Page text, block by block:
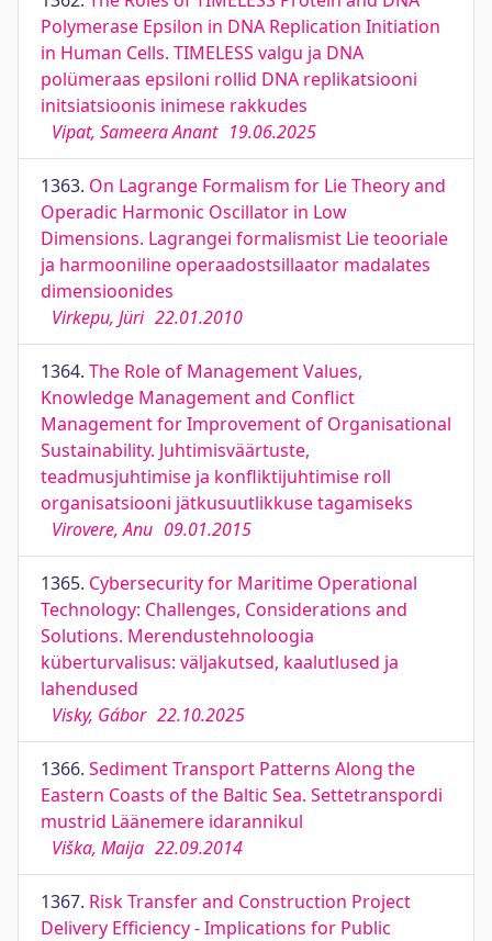
Polymerase Epsilon in DNA Replication Initiation
in Human Cells. TIMELESS valgu ja DNA
polümeraas epsiloni rollid DNA replikatsiooni
initsiatsioonis inimese rakkudes
Vipat, Sameera Anant 19.06.2025
1363. On Lagrange Formalism for Lie Theory and
Operadic Harmonic Oscillator in Low
Dimensions. Lagrangei formalismist Lie teooriale
ja harmooniline operaadostsillaator madalates
dimensioonides
Virkepu, Jüri 22.01.2010
1364. The Role of Management Values,
Knowledge Management and Conflict
Management for Improvement of Organisational
Sustainability. Juhtimisväärtuste,
teadmusjuhtimise ja konfliktijuhtimise roll
organisatsiooni jätkusuutlikkuse tagamiseks
Virovere, Anu 09.01.2015
1365. Cybersecurity for Maritime Operational
Technology: Challenges, Considerations and
Solutions. Merendustehnoloogia
küberturvalisus: väljakutsed, kaalutlused ja
lahendused
Visky, Gábor 22.10.2025
1366. Sediment Transport Patterns Along the
Eastern Coasts of the Baltic Sea. Settetranspordi
mustrid Läänemere idarannikul
Viška, Maija 22.09.2014
1367. Risk Transfer and Construction Project
Delivery Efficiency - Implications for Public